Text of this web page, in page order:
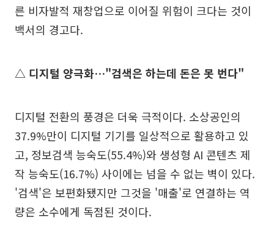
른 비자발적 재창업으로 이어질 위험이 크다는 것이
백서의 경고다.
△ 디지털 양극화…"검색은 하는데 돈은 못 번다"
디지털 전환의 풍경은 더욱 극적이다. 소상공인의
37.9%만이 디지털 기기를 일상적으로 활용하고 있
고, 정보검색 능숙도(55.4%)와 생성형 AI 콘텐츠 제
작 능숙도(16.7%) 사이에는 넘을 수 없는 벽이 있다.
'검색'은 보편화됐지만 그것을 '매출'로 연결하는 역
량은 소수에게 독점된 것이다.